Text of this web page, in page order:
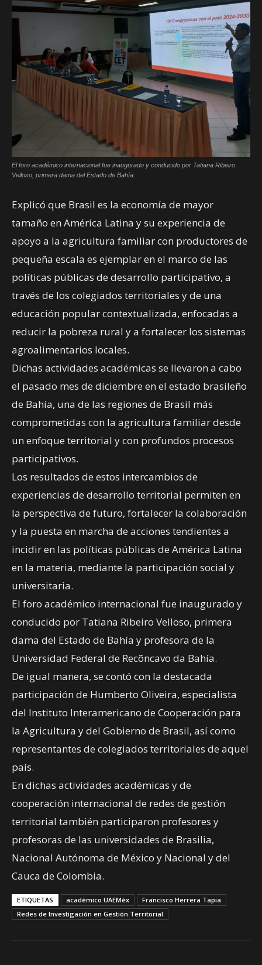
El foro académico internacional fue inaugurado y conducido por Tatiana Ribeiro
Velloso, primera dama del Estado de Bahía.
Explicó que Brasil es la economía de mayor
tamaño en América Latina y su experiencia de
apoyo a la agricultura familiar con productores de
pequeña escala es ejemplar en el marco de las
políticas públicas de desarrollo participativo, a
través de los colegiados territoriales y de una
educación popular contextualizada, enfocadas a
reducir la pobreza rural y a fortalecer los sistemas
agroalimentarios locales.
Dichas actividades académicas se llevaron a cabo
el pasado mes de diciembre en el estado brasileño
de Bahía, una de las regiones de Brasil más
comprometidas con la agricultura familiar desde
un enfoque territorial y con profundos procesos
participativos.
Los resultados de estos intercambios de
experiencias de desarrollo territorial permiten en
la perspectiva de futuro, fortalecer la colaboración
y la puesta en marcha de acciones tendientes a
incidir en las políticas públicas de América Latina
en la materia, mediante la participación social y
universitaria.
El foro académico internacional fue inaugurado y
conducido por Tatiana Ribeiro Velloso, primera
dama del Estado de Bahía y profesora de la
Universidad Federal de Recõncavo da Bahía.
De igual manera, se contó con la destacada
participación de Humberto Oliveira, especialista
del Instituto Interamericano de Cooperación para
la Agricultura y del Gobierno de Brasil, así como
representantes de colegiados territoriales de aquel
país.
En dichas actividades académicas y de
cooperación internacional de redes de gestión
territorial también participaron profesores y
profesoras de las universidades de Brasilia,
Nacional Autónoma de México y Nacional y del
Cauca de Colombia.
ETIQUETAS académico UAEMéx
Francisco Herrera Tapia
Redes de Investigación en Gestión Territorial